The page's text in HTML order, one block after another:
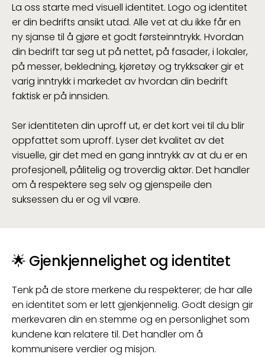
La oss starte med visuell identitet. Logo og identitet
er din bedrifts ansikt utad. Alle vet at du ikke får en
ny sjanse til å gjøre et godt førsteinntrykk. Hvordan
din bedrift tar seg ut på nettet, på fasader, i lokaler,
på messer, bekledning, kjøretøy og trykksaker gir et
varig inntrykk i markedet av hvordan din bedrift
faktisk er på innsiden.
Ser identiteten din uproff ut, er det kort vei til du blir
oppfattet som uproff. Lyser det kvalitet av det
visuelle, gir det med en gang inntrykk av at du er en
profesjonell, pålitelig og troverdig aktør. Det handler
om å respektere seg selv og gjenspeile den
suksessen du er og vil være.
🌟 Gjenkjennelighet og identitet
Tenk på de store merkene du respekterer; de har alle
en identitet som er lett gjenkjennelig. Godt design gir
merkevaren din en stemme og en personlighet som
kundene kan relatere til. Det handler om å
kommunisere verdier og misjon.